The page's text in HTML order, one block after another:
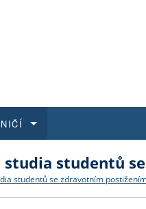
Pro
Knihovna
Kurzy
Kurzy
Studující
Transfer
studia studentů
studentů se zdravotním